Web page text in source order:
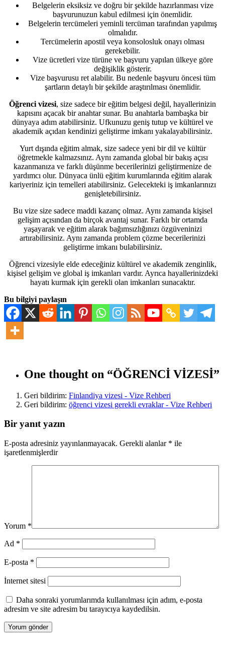
Belgelerin eksiksiz ve doğru bir şekilde hazırlanması vize
başvurunuzun kabul edilmesi için önemlidir.
Belgelerin tercümeleri yeminli tercüman tarafından yapılmış
olmalıdır.
Tercümelerin apostil veya konsolosluk onayı olması
gerekebilir.
Vize ücretleri vize türüne ve başvuru yapılan ülkeye göre
değişiklik gösterir.
Vize başvurusu ret alabilir. Bu nedenle başvuru öncesi tüm
şartların detaylı bir şekilde araştırılması önemlidir.
Öğrenci vizesi, size sadece bir eğitim belgesi değil, hayallerinizin
kapısını açacak bir anahtar sunar. Bu anahtarla bambaşka bir
dünyaya adım atabilirsiniz. Ufkunuzu geniş tutup ve kültürel ve
akademik açıdan kendinizi geliştirme imkanı yakalayabilirsiniz.
Yurt dışında eğitim almak, size sadece yeni bir dil ve kültür
öğretmekle kalmazsınız. Aynı zamanda global bir bakış açısı
kazanmanıza ve farklı düşünme becerilerinizi geliştirmenize de
yardımcı olur. Dünyaca ünlü eğitim kurumlarında eğitim alarak
kariyeriniz için temelleri atabilirsiniz. Gelecekteki iş imkanlarınızı
genişletebilirsiniz.
Bu vize size sadece maddi kazanç olmaz. Aynı zamanda kişisel
gelişim açısından da birçok avantaj sunar. Farklı bir ortamda
yaşayarak ve eğitim alarak bağımsızlığınızı özgüveninizi
artırabilirsiniz. Aynı zamanda problem çözme becerilerinizi
geliştirme imkanı bulabilirsiniz.
Öğrenci vizesiyle elde edeceğiniz kültürel ve akademik zenginlik,
kişisel gelişim ve global iş imkanları vardır. Ayrıca hayallerinizdeki
hayatı kurmak için gerekli olan imkanları sunacaktır.
Bu bilgiyi paylaşın
One thought on “ÖĞRENCİ VİZESİ”
Geri bildirim: Finlandiya vizesi - Vize Rehberi
Geri bildirim: öğrenci vizesi gerekli evraklar - Vize Rehberi
Bir yanıt yazın
E-posta adresiniz yayınlanmayacak. Gerekli alanlar * ile
işaretlenmişlerdir
Yorum *
Ad *
E-posta *
İnternet sitesi
Daha sonraki yorumlarımda kullanılması için adım, e-posta
adresim ve site adresim bu tarayıcıya kaydedilsin.